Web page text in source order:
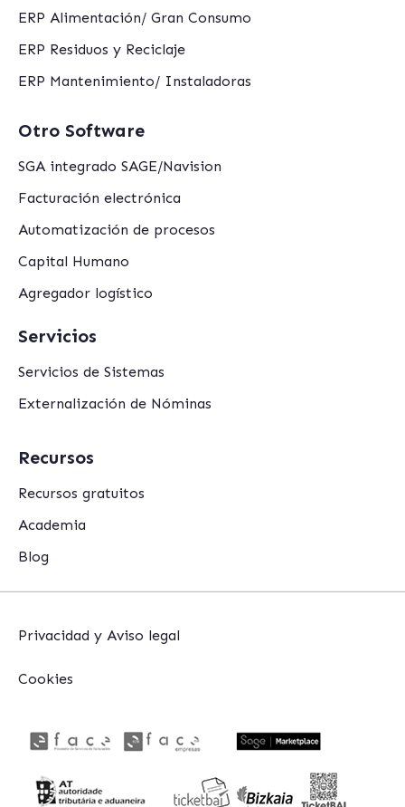
ERP Alimentación/ Gran Consumo
ERP Residuos y Reciclaje
ERP Mantenimiento/ Instaladoras
Otro Software
SGA integrado SAGE/Navision
Facturación electrónica
Automatización de procesos
Capital Humano
Agregador logístico
Servicios
Servicios de Sistemas
Externalización de Nóminas
Recursos
Recursos gratuitos
Academia
Blog
Privacidad y Aviso legal
Cookies